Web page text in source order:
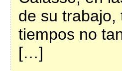
de su trabajo,
tiempos no
[…]